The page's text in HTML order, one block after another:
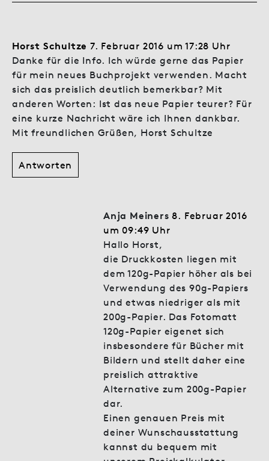
Horst Schultze 7. Februar 2016 um 17:28 Uhr
Danke für die Info. Ich würde gerne das Papier
für mein neues Buchprojekt verwenden. Macht
sich das preislich deutlich bemerkbar? Mit
anderen Worten: Ist das neue Papier teurer? Für
eine kurze Nachricht wäre ich Ihnen dankbar.
Mit freundlichen Grüßen, Horst Schultze
Antworten
Anja Meiners 8. Februar 2016
um 09:49 Uhr
Hallo Horst,
die Druckkosten liegen mit
dem 120g-Papier höher als bei
Verwendung des 90g-Papiers
und etwas niedriger als mit
200g-Papier. Das Fotomatt
120g-Papier eigenet sich
insbesondere für Bücher mit
Bildern und stellt daher eine
preislich attraktive
Alternative zum 200g-Papier
dar.
Einen genauen Preis mit
deiner Wunschausstattung
kannst du bequem mit